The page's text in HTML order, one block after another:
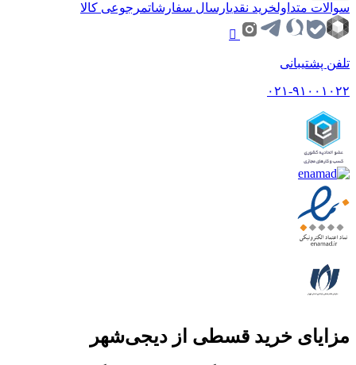
سوالات متداولخرید نقدیارسال سفارشاتمرجوعی کالا
تلفن پشتیبانی
۰۲۱-۹۱۰۰۱۰۲۲
مزایای خرید قسطی از دیجی‌شهر